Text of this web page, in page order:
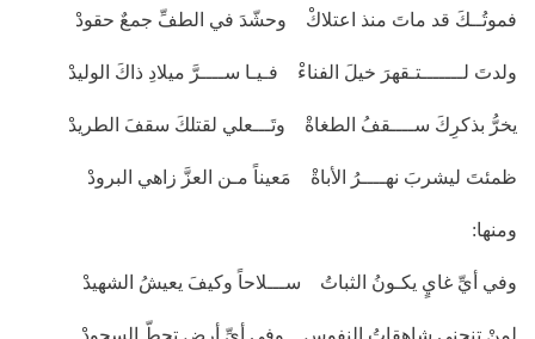
فموتُــكَ قد ماتَ منذ اعتلاكْ وحشّدَ في الطفِّ جمعٌ حقودْ
ولدتَ لـــــــتـقهرَ خيلَ الفناءْ فـيـا ســــرَّ ميلادِ ذاكَ الوليدْ
يخرُّ بذكرِكَ ســــقفُ الطغاةْ وتَـــعلي لقتلكَ سقفَ الطريدْ
ظمئتَ ليشربَ نهــــرُ الأباةْ مَعيناً مـن العزَّ زاهي البرودْ
ومنها:
وفي أيِّ غايٍ يكـونُ الثباتُ ســـلاحاً وكيفَ يعيشُ الشهيدْ
لمنْ تنحني شاهقاتُ النفوسِ وفي أيِّ أرضٍ تحطّ السجودْ